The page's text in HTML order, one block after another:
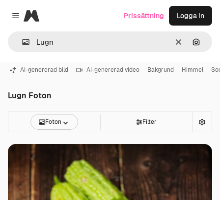
Close menu
Magnific
RensaSök
Prissättning Logga in
AI-genererad bild AI-genererad video Bakgrund Himmel
Lugn Foton
Foton Filter